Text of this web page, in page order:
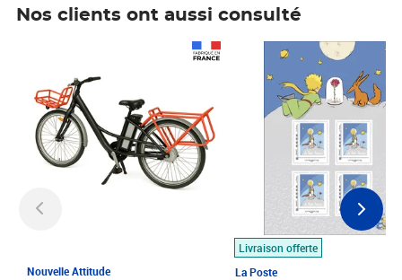
Nos clients ont aussi consulté
Nouvelle Attitude
Livraison offerte
La Poste
Prix 7,50€